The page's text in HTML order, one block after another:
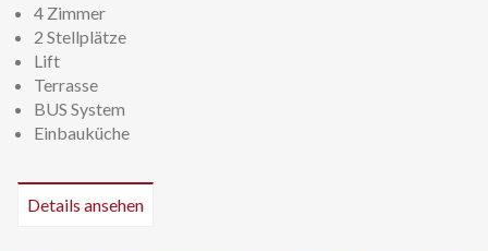
4 Zimmer
2 Stellplätze
Lift
Terrasse
BUS System
Einbauküche
Details ansehen